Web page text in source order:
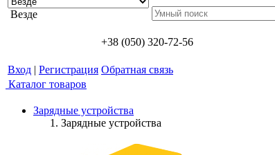
Везде
+38 (050) 320-72-56
Вход | Регистрация Обратная связь
Каталог товаров
Зарядные устройства
Зарядные устройства